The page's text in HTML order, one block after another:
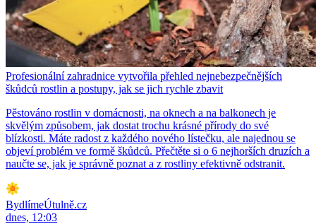
Profesionální zahradnice vytvořila přehled nejnebezpečnějších
škůdců rostlin a postupy, jak se jich rychle zbavit
Pěstováno rostlin v domácnosti, na oknech a na balkonech je
skvělým způsobem, jak dostat trochu krásné přírody do své
blízkosti. Máte radost z každého nového lístečku, ale najednou se
objeví problém ve formě škůdců. Přečtěte si o 6 nejhorších druzích a
naučte se, jak je správně poznat a z rostliny efektivně odstranit.
BydlímeÚtulně.cz
dnes, 12:03